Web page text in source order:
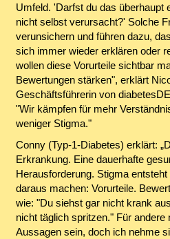
Umfeld. 'Darfst du das überhaupt
nicht selbst verursacht?' Solche
verunsichern und führen dazu,
sich immer wieder erklären oder
wollen diese Vorurteile sichtbar
Bewertungen stärken", erklärt
Geschäftsführerin von
"Wir kämpfen für mehr
weniger Stigma."
Conny (Typ-1-Diabetes) erklärt:
Erkrankung. Eine dauerhafte
Herausforderung. Stigma
daraus machen: Vorurteile.
wie: "Du siehst gar nicht krank
nicht täglich spritzen." Für andere
Aussagen sein, doch ich nehme